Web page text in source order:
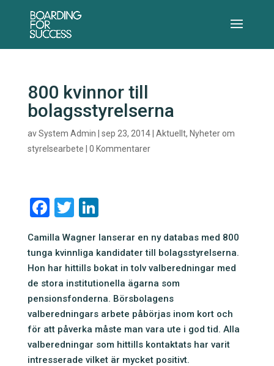
800 kvinnor till
bolagsstyrelserna
avSystem Admin sep 23, 2014| Aktuellt, Nyheter om
styrelsearbete
0 Kommentarer
F
c
e
b
o
o
k
T
tt
er
Li
k
e
dI
n
Camilla Wagner lanserar en ny databas med 800
tunga kvinnliga kandidater till bolagsstyrelserna.
Hon har hittills bokat in tolv valberedningar med
de stora institutionella ägarna som
pensionsfonderna. Börsbolagens
valberedningars arbete påbörjas inom kort och
för att påverka måste man vara ute i god tid. Alla
valberedningar som hittills kontaktats har varit
intresserade vilket är mycket positivt.